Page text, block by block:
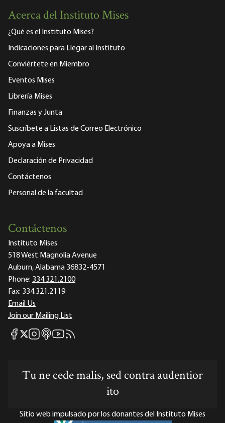
Acerca del Instituto Mises
¿Qué es el Instituto Mises?
Indicaciones para Llegar al Instituto
Conviértete en Miembro
Eventos Mises
Librería Mises
Finanzas y Junta
Suscríbete a Listas de Correo Electrónico
Apoya a Mises
Declaración de Privacidad
Contáctenos
Personal de la facultad
Contáctenos
Instituto Mises
518 West Magnolia Avenue
Auburn, Alabama 36832-4571
Phone: 334.321.2100
Fax: 334.321.2119
Email Us
Join our Mailing List
Mises Facebook
Mises X
Mises Instagram
Mises itunes
Mises Youtube
Mises RSS feed
Tu ne cede malis, sed contra audentior
ito
Sitio web impulsado por los donantes del Instituto Mises